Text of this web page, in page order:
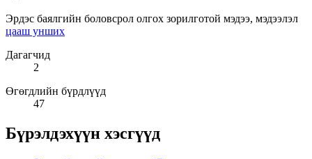
Эрдэс баялгийн боловсрол олгох зорилготой мэдээ, мэдээлэл
цааш унших
Дагагчид
2
Өгөгдлийн бүрдлүүд
47
Бүрэлдэхүүн хэсгүүд